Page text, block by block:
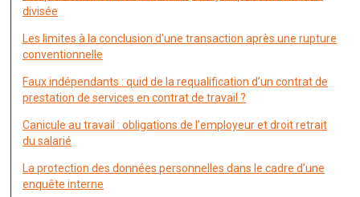
divisée
Les limites à la conclusion d’une transaction après une rupture
conventionnelle
Faux indépendants : quid de la requalification d’un contrat de
prestation de services en contrat de travail ?
Canicule au travail : obligations de l’employeur et droit retrait
du salarié
La protection des données personnelles dans le cadre d’une
enquête interne